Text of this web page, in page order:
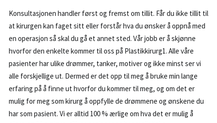
Konsultasjonen handler først og fremst om tillit. Får du ikke tillit til
at kirurgen kan faget sitt eller forstår hva du ønsker å oppnå med
en operasjon så skal du gå et annet sted. Vår jobb er å skjønne
hvorfor den enkelte kommer til oss på Plastikkirurg1. Alle våre
pasienter har ulike drømmer, tanker, motiver og ikke minst ser vi
alle forskjellige ut. Dermed er det opp til meg å bruke min lange
erfaring på å finne ut hvorfor du kommer til meg, og om det er
mulig for meg som kirurg å oppfylle de drømmene og ønskene du
har som pasient. Vi er alltid 100 % ærlige om hva det er mulig å